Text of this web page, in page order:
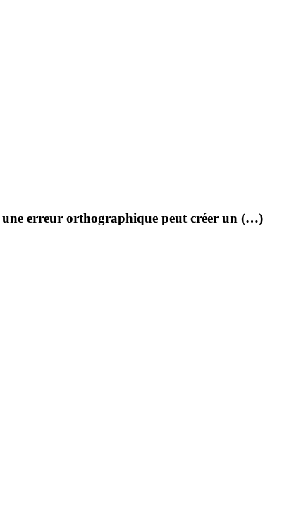
erreur orthographique peut créer un (…)